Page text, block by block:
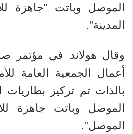
الموصل وباتت "جاهزة
المدينة".
وقال هولاند في
أعمال الجمعية العامة
بالذات تم تركيز
الموصل وباتت جاهزة
الموصل".